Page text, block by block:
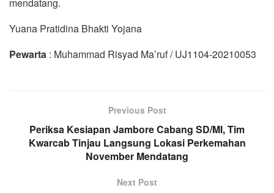
Yuana Pratidina Bhakti Yojana
Pewarta : Muhammad Risyad Ma’ruf / UJ1104-20210053
Previous Post
Periksa Kesiapan Jambore Cabang SD/MI, Tim
Kwarcab Tinjau Langsung Lokasi Perkemahan
November Mendatang
Next Post